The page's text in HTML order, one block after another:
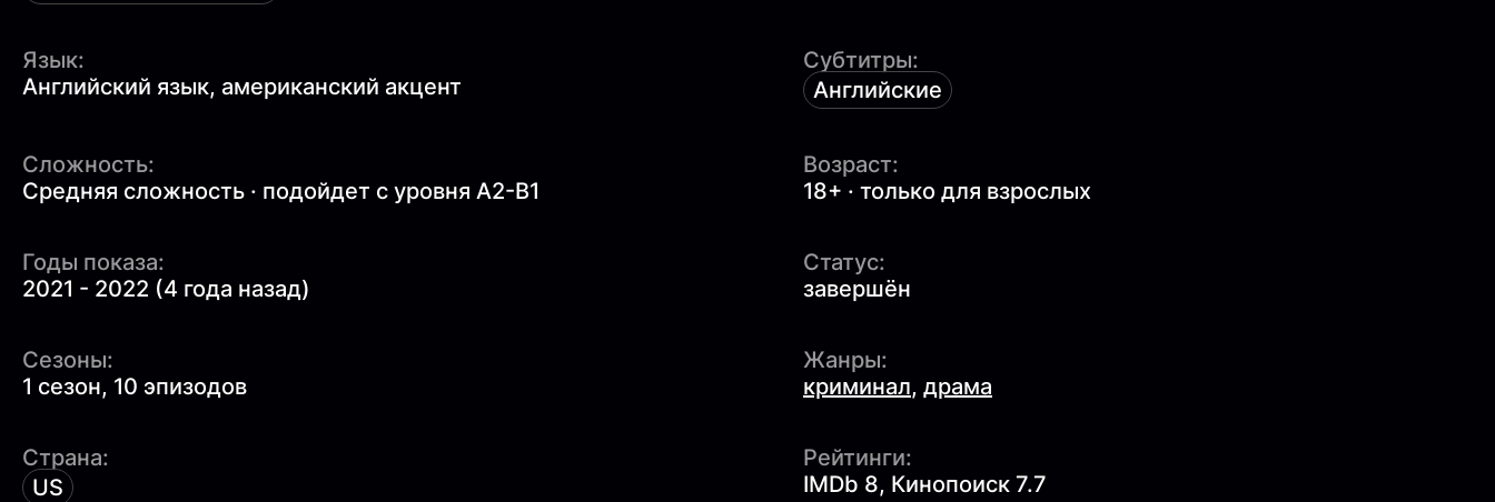
Язык:
Английский язык, американский акцент
Субтитры:
Английские
Сложность:
Средняя сложность · подойдет с уровня A2-B1
Возраст:
18+ · только для взрослых
Годы показа:
2021 - 2022 (4 года назад)
Статус:
завершён
Сезоны:
1 сезон, 10 эпизодов
Жанры:
криминал, драма
Страна:
US
Рейтинги:
IMDb 8, Кинопоиск 7.7